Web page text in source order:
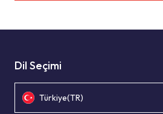
Dil Seçimi
Türkiye(TR)